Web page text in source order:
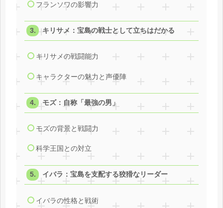
フランソワの影響力
キリサメ：宝島の戦士として立ちはだかる
キリサメの戦闘能力
キャラクターの魅力と声優陣
モズ：自称「最強の男」
モズの背景と戦闘力
科学王国との対立
イバラ：宝島を支配する狡猾なリーダー
イバラの性格と戦術